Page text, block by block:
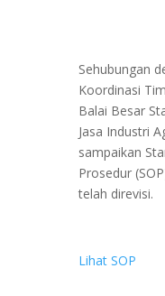
Sehubungan
Koordinasi
Balai Besar
Jasa Industri
sampaikan
Prosedur
telah direvisi.
Lihat SOP